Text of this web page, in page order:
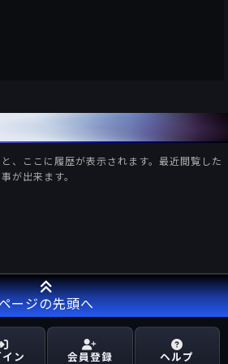
、ここに履歴が表示されます。最近閲覧した
が出来ます。
ージの先頭へ
ン 会員登録 ヘルプ